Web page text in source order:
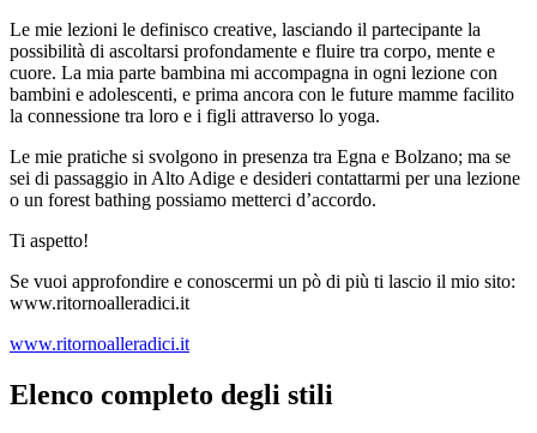
Le mie lezioni le definisco creative, lasciando il partecipante la
possibilità di ascoltarsi profondamente e fluire tra corpo, mente e
cuore. La mia parte bambina mi accompagna in ogni lezione con
bambini e adolescenti, e prima ancora con le future mamme facilito
la connessione tra loro e i figli attraverso lo yoga.
Le mie pratiche si svolgono in presenza tra Egna e Bolzano; ma se
sei di passaggio in Alto Adige e desideri contattarmi per una lezione
o un forest bathing possiamo metterci d’accordo.
Ti aspetto!
Se vuoi approfondire e conoscermi un pò di più ti lascio il mio sito:
www.ritornoalleradici.it
www.ritornoalleradici.it
Elenco completo degli stili